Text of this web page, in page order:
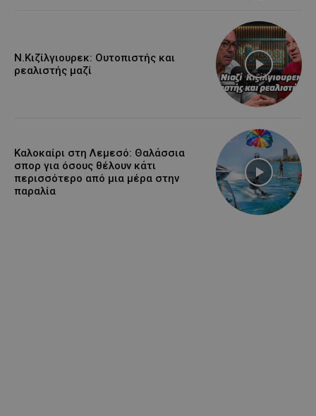
Ν.Κιζίλγιουρεκ: Ουτοπιστής και
ρεαλιστής μαζί
Καλοκαίρι στη Λεμεσό: Θαλάσσια
σπορ για όσους θέλουν κάτι
περισσότερο από μια μέρα στην
παραλία